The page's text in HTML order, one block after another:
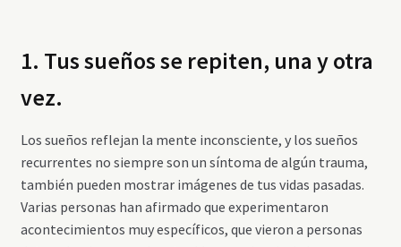
1. Tus sueños se repiten, una y otra
vez.
Los sueños reflejan la mente inconsciente, y los sueños
recurrentes no siempre son un síntoma de algún trauma,
también pueden mostrar imágenes de tus vidas pasadas.
Varias personas han afirmado que experimentaron
acontecimientos muy específicos, que vieron a personas